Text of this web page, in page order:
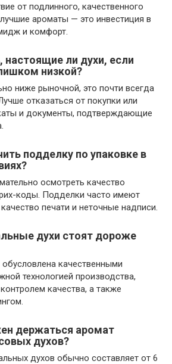
от подлинного, качественного
ароматы — это инвестиция в
и комфорт.
настоящие ли духи, если
низкой?
ниже рыночной, это почти всегда
отказаться от покупки или
и документы, подтверждающие
подделку по упаковке в
осмотреть качество
коды. Подделки часто имеют
печати и неточные надписи.
духи стоят дороже
качественными
технологией производства,
качества, а также
держаться аромат
духов?
духов обычно составляет от 6